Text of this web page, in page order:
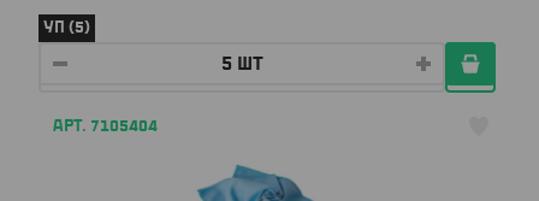
УП (5)
АРТ. 7105404